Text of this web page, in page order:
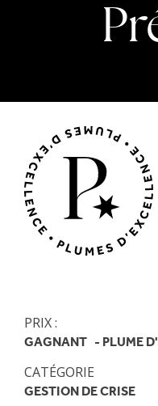
PRIX :
GAGNANT PLUME
CATÉGORIE
GESTION DE CRISE